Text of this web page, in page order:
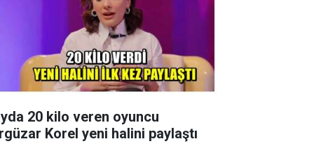
20 kilo veren oyuncu
Korel yeni halini paylaştı